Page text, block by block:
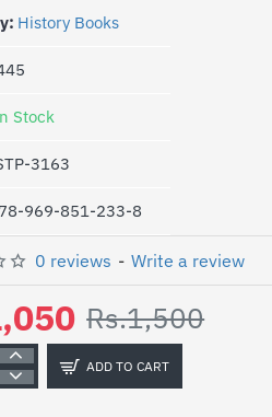
History Books
Stock
3163
969-851-233-8
0 reviews - Write a review
Rs.1,500
ADD TO CART